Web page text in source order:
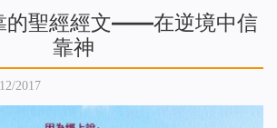
的聖經經文——在逆境中信
靠神
2017